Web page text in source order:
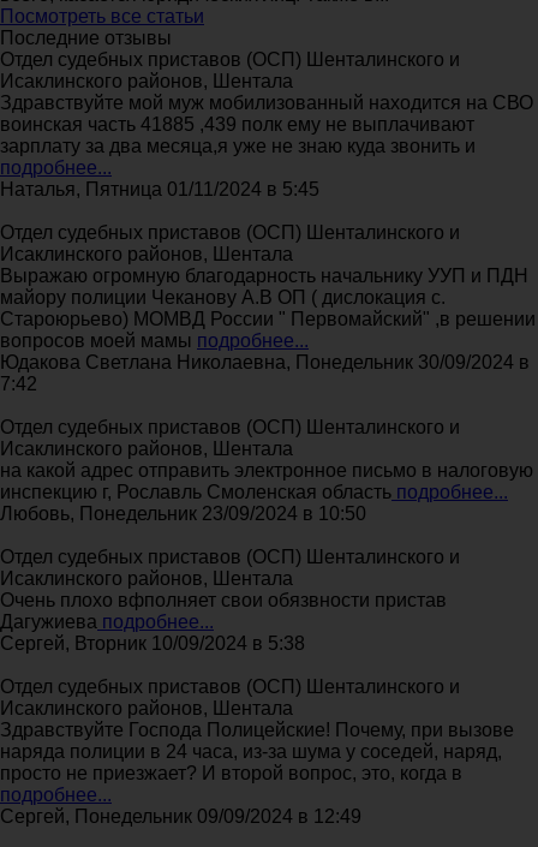
Посмотреть все статьи
Последние отзывы
Отдел судебных приставов (ОСП) Шенталинского и
Исаклинского районов, Шентала
Здравствуйте мой муж мобилизованный находится на СВО
воинская часть 41885 ,439 полк ему не выплачивают
зарплату за два месяца,я уже не знаю куда звонить и
подробнее...
Наталья, Пятница 01/11/2024 в 5:45
Отдел судебных приставов (ОСП) Шенталинского и
Исаклинского районов, Шентала
Выражаю огромную благодарность начальнику УУП и ПДН
майору полиции Чеканову А.В ОП ( дислокация с.
Староюрьево) МОМВД России " Первомайский" ,в решении
вопросов моей мамы подробнее...
Юдакова Светлана Николаевна, Понедельник 30/09/2024 в
7:42
Отдел судебных приставов (ОСП) Шенталинского и
Исаклинского районов, Шентала
на какой адрес отправить электронное письмо в налоговую
инспекцию г, Рославль Смоленская область подробнее...
Любовь, Понедельник 23/09/2024 в 10:50
Отдел судебных приставов (ОСП) Шенталинского и
Исаклинского районов, Шентала
Очень плохо вфполняет свои обязвности пристав
Дагужиева подробнее...
Сергей, Вторник 10/09/2024 в 5:38
Отдел судебных приставов (ОСП) Шенталинского и
Исаклинского районов, Шентала
Здравствуйте Господа Полицейские! Почему, при вызове
наряда полиции в 24 часа, из-за шума у соседей, наряд,
просто не приезжает? И второй вопрос, это, когда в
подробнее...
Сергей, Понедельник 09/09/2024 в 12:49